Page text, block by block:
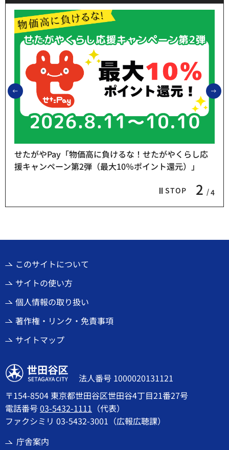
前のスライドを表示
STOP 2 4
せたがやPay「物価高に負けるな！せたがやくらし応
援キャンペーン第2弾（最大10％ポイント還元）」
このサイトについて
サイトの使い方
個人情報の取り扱い
著作権・リンク・免責事項
サイトマップ
世田谷区
法人番号 1000020131121
〒154-8504 東京都世田谷区世田谷4丁目21番27号
電話番号03-5432-1111 （代表）
ファクシミリ 03-5432-3001（広報広聴課）
庁舎案内